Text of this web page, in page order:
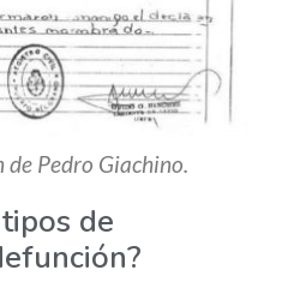
Pedro Giachino.
de